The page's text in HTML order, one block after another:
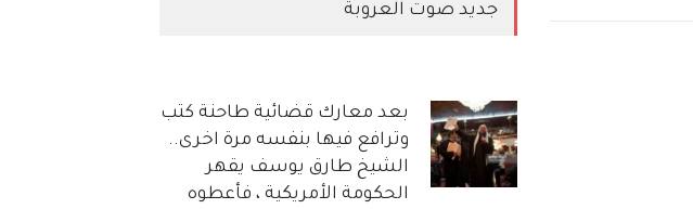
جديد صوت العروبة
بعد معارك قضائية طاحنة كتب
وترافع فيها بنفسه مرة اخرى..
الشيخ طارق يوسف يقهر
الحكومة الأمريكية ، فأعطوه